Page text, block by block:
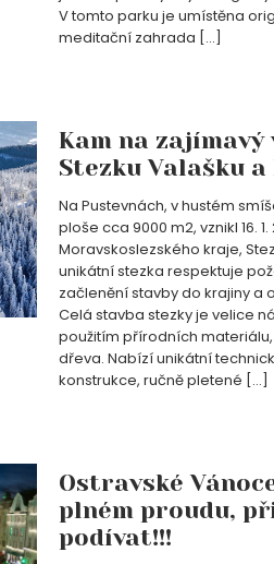
V tomto parku je umístěna
meditační zahrada […]
Kam na zajímavý
Stezku Valašku
Na Pustevnách, v hustém
ploše cca 9000 m2, vznikl 16. 1.
Moravskoslezského kraje,
unikátní stezka respektuje
začlenění stavby do krajiny a
Celá stavba stezky je velice
použitím přírodních
dřeva. Nabízí unikátní
konstrukce, ručně pletené […]
Ostravské
plném proudu,
podívat!!!